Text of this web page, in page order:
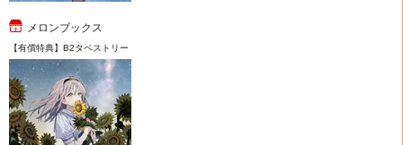
メロンブックス
【有償特典】B2タペストリー